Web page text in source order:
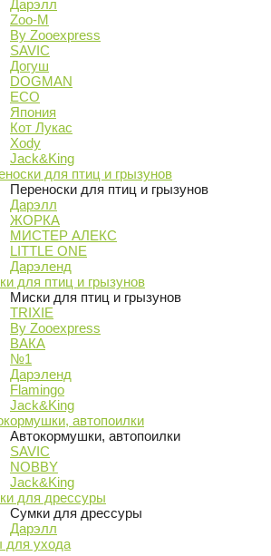
Дарэлл
Zoo-M
By Zooexpress
SAVIC
Догуш
DOGMAN
ECO
Япония
Кот Лукас
Xody
Jack&King
для птиц и грызунов
Переноски для птиц и грызунов
Дарэлл
ЖОРКА
МИСТЕР АЛЕКС
LITTLE ONE
Дарэленд
для птиц и грызунов
Миски для птиц и грызунов
TRIXIE
By Zooexpress
ВАКА
№1
Дарэленд
Flamingo
Jack&King
автопоилки
Автокормушки, автопоилки
SAVIC
NOBBY
Jack&King
для дрессуры
Сумки для дрессуры
Дарэлл
для ухода